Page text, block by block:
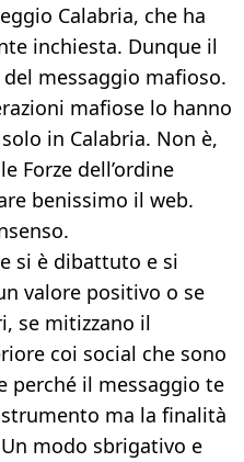
Calabria, che ha
inchiesta. Dunque il
messaggio mafioso.
mafiose lo hanno
in Calabria. Non è,
Forze dell’ordine
benissimo il web.
si è dibattuto e si
valore positivo o se
se mitizzano il
coi social che sono
perché il messaggio te
ma la finalità
modo sbrigativo e